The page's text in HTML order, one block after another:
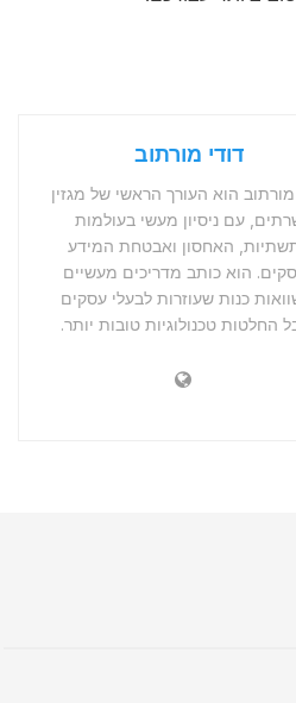
דודי מורתוב
מורתוב הוא העורך הראשי של מגזין
עם ניסיון מעשי בעולמות
האחסון ואבטחת המידע
הוא כותב מדריכים מעשיים
כנות שעוזרות לבעלי עסקים
החלטות טכנולוגיות טובות יותר.